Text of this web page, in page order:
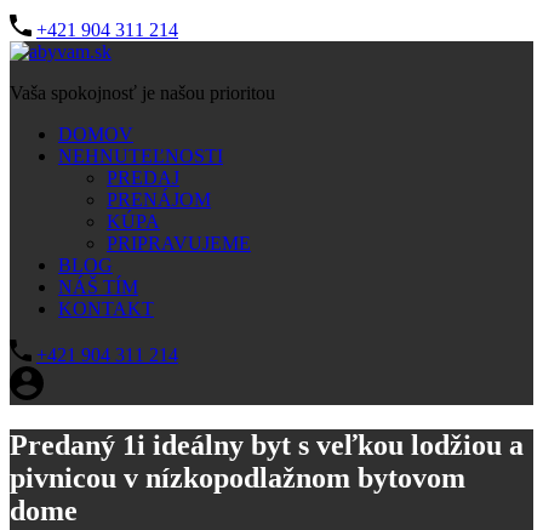
+421 904 311 214
Vaša spokojnosť je našou prioritou
DOMOV
NEHNUTEĽNOSTI
PREDAJ
PRENÁJOM
KÚPA
PRIPRAVUJEME
BLOG
NÁŠ TÍM
KONTAKT
+421 904 311 214
Predaný 1i ideálny byt s veľkou lodžiou a
pivnicou v nízkopodlažnom bytovom
dome